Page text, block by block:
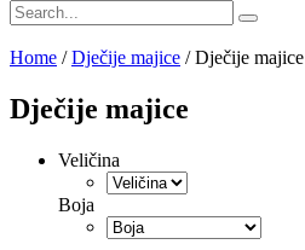
Home /Dječije majice / Dječije majice
Dječije majice
Veličina
Boja